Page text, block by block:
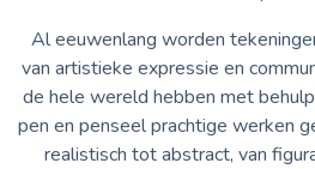
Al eeuwenlang worden
van artistieke expressie en
de hele wereld hebben met
pen en penseel prachtige werken
realistisch tot abstract, van